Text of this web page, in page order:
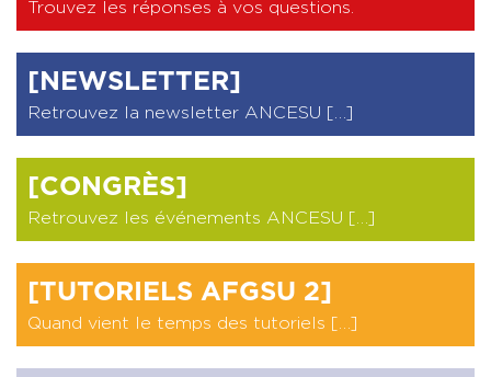
Trouvez les réponses à vos questions
[NEWSLETTER]
Retrouvez la newsletter ANCESU […]
[CONGRÈS]
Retrouvez les événements ANCESU […]
[TUTORIELS AFGSU 2]
Quand vient le temps des tutoriels […]